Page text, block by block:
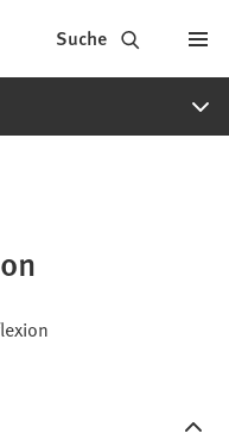
Suche